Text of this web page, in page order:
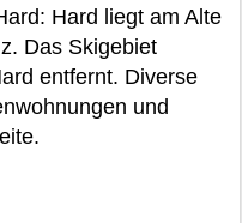
Hard liegt am Alte
Das Skigebiet
entfernt. Diverse
und